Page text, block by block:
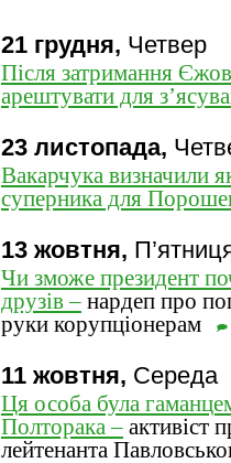
21 грудня, Четвер
Після затримання
арештувати для
23 листопада,
Вакарчука визначили
суперника для
13 жовтня,
Чи зможе президент
друзів – нардеп про
руки корупціонерам
11 жовтня, Середа
Ця особа була
Полторака – активіст
лейтенанта